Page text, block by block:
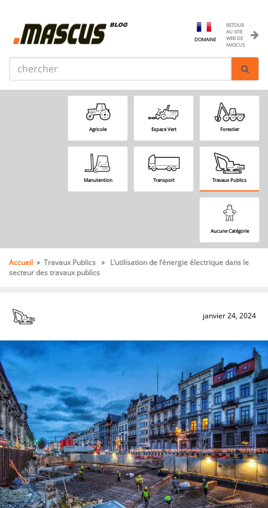
RETOUR
AU SITE
WEB DE
MASCUS
DOMAINE
Agricole Espace Vert Forestier
Manutention Transport Travaux Publics
Aucune Catégorie
Accueil » Travaux Publics » L’utilisation de l’énergie électrique dans le
secteur des travaux publics
janvier 24, 2024